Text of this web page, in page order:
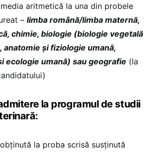
aritmetică la una din probele
– limba română/limba maternă,
chimie, biologie (biologie vegetală
anatomie și fiziologie umană,
ecologie umană) sau geografie (la
la programul de studii
la proba scrisă susținută